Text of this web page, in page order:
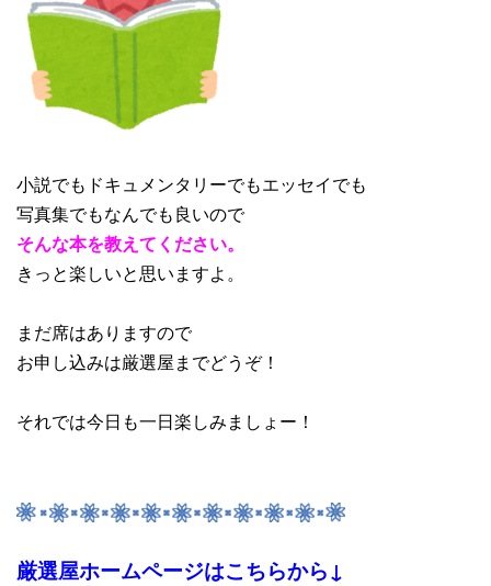
小説でもドキュメンタリーでもエッセイでも
写真集でもなんでも良いので
そんな本を教えてください。
きっと楽しいと思いますよ。
まだ席はありますので
お申し込みは厳選屋までどうぞ！
それでは今日も一日楽しみましょー！
厳選屋ホームページはこちらから↓